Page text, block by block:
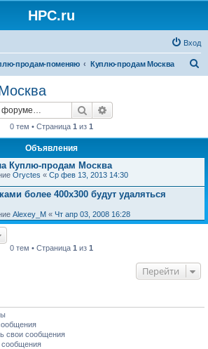
HPC.ru
Вход
продам-поменяю Куплю-продам Москва
Поиск
0 тем • Страница 1 из 1
Объявления
Куплю-продам Москва
Oryctes « Ср фев 13, 2013 14:30
более 400х300 будут удаляться
Alexey_M « Чт апр 03, 2008 16:28
0 тем • Страница 1 из 1
Перейти
свои сообщения
сообщения